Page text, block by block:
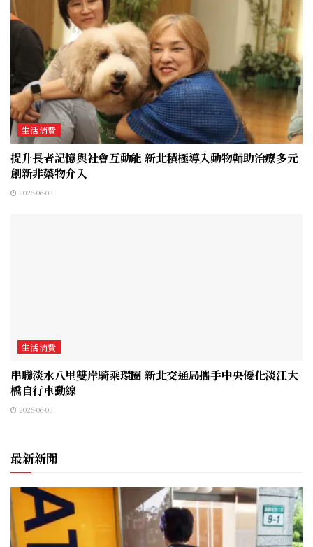
生活消費
提升長者記憶與社會互動能 新北積極導入動物輔助治療多元
創新非藥物介入
2026-06-03
生活消費
串聯淡水八里雙岸騎乘環圈 新北交通局攜手中央優化淡江大
橋自行車動線
2026-06-03
最新新聞